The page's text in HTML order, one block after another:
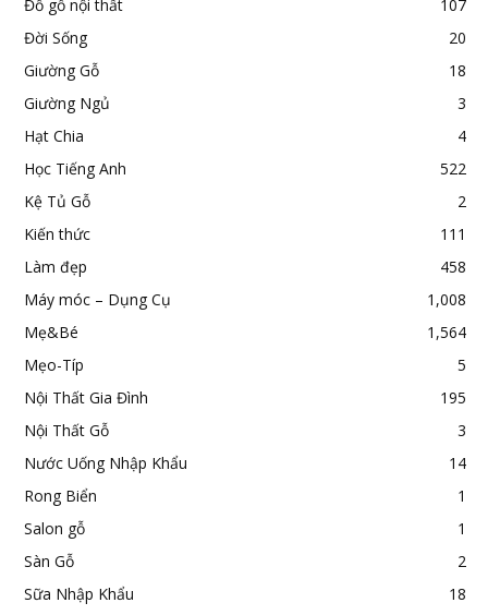
Đồ gỗ nội thất
107
Đời Sống
20
Giường Gỗ
18
Giường Ngủ
3
Hạt Chia
4
Học Tiếng Anh
522
Kệ Tủ Gỗ
2
Kiến thức
111
Làm đẹp
458
Máy móc – Dụng Cụ
1,008
Mẹ&Bé
1,564
Mẹo-Típ
5
Nội Thất Gia Đình
195
Nội Thất Gỗ
3
Nước Uống Nhập Khẩu
14
Rong Biển
1
Salon gỗ
1
Sàn Gỗ
2
Sữa Nhập Khẩu
18